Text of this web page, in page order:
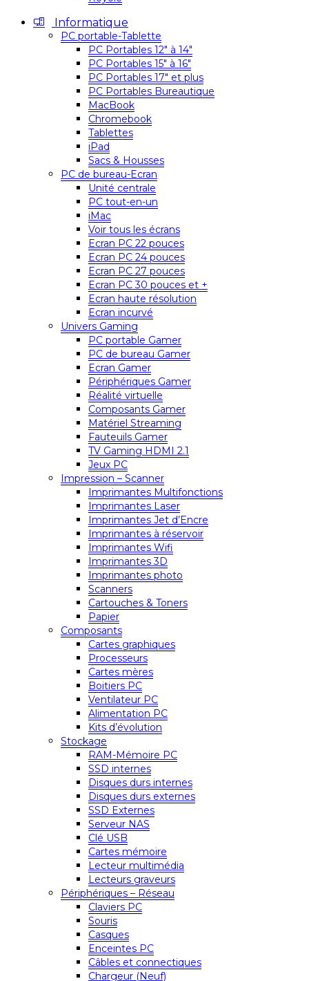
Informatique
PC portable-Tablette
PC Portables 12″ à 14″
PC Portables 15″ à 16″
PC Portables 17″ et plus
PC Portables Bureautique
MacBook
Chromebook
Tablettes
iPad
Sacs & Housses
PC de bureau-Ecran
Unité centrale
PC tout-en-un
iMac
Voir tous les écrans
Ecran PC 22 pouces
Ecran PC 24 pouces
Ecran PC 27 pouces
Ecran PC 30 pouces et +
Ecran haute résolution
Ecran incurvé
Univers Gaming
PC portable Gamer
PC de bureau Gamer
Ecran Gamer
Périphériques Gamer
Réalité virtuelle
Composants Gamer
Matériel Streaming
Fauteuils Gamer
TV Gaming HDMI 2.1
Jeux PC
Impression – Scanner
Imprimantes Multifonctions
Imprimantes Laser
Imprimantes Jet d’Encre
Imprimantes à réservoir
Imprimantes Wifi
Imprimantes 3D
Imprimantes photo
Scanners
Cartouches & Toners
Papier
Composants
Cartes graphiques
Processeurs
Cartes mères
Boitiers PC
Ventilateur PC
Alimentation PC
Kits d’évolution
Stockage
RAM-Mémoire PC
SSD internes
Disques durs internes
Disques durs externes
SSD Externes
Serveur NAS
Clé USB
Cartes mémoire
Lecteur multimédia
Lecteurs graveurs
Périphériques – Réseau
Claviers PC
Souris
Casques
Enceintes PC
Câbles et connectiques
Chargeur (Neuf)